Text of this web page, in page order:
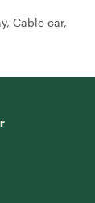
Cable car,